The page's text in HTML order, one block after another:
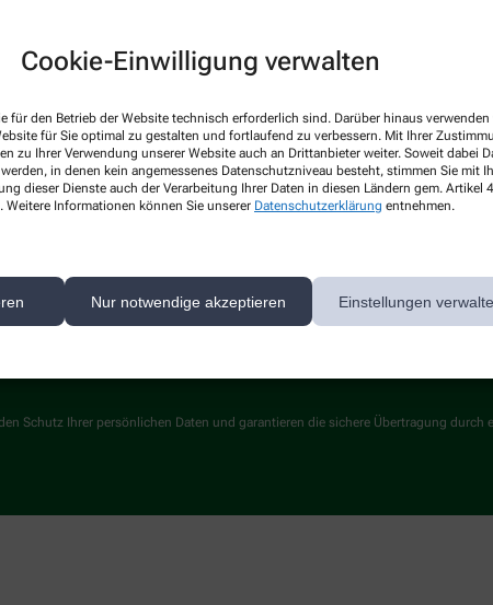
Cookie-Einwilligung verwalten
für den Betrieb der Website technisch erforderlich sind. Darüber hinaus verwenden
für Sie optimal zu gestalten und fortlaufend zu verbessern. Mit Ihrer
zu Ihrer Verwendung unserer Website auch an Drittanbieter weiter. Soweit dabei
in denen kein angemessenes Datenschutzniveau besteht, stimmen Sie mit
dieser Dienste auch der Verarbeitung Ihrer Daten in diesen Ländern gem. Artikel
Weitere Informationen können Sie unserer Datenschutzerklärung entnehmen.
Nur notwendige akzeptieren Einstellungen
Über uns
Leistungen
Kontakt
Services
Schutz Ihrer persönlichen Daten und garantieren die sichere Übertragung durch